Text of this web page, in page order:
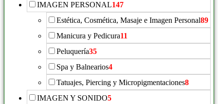
IMAGEN PERSONAL147
Estética, Cosmética, Masaje e Imagen Personal89
Manicura y Pedicura11
Peluquería35
Spa y Balnearios4
Tatuajes, Piercing y Micropigmentaciones8
IMAGEN Y SONIDO5